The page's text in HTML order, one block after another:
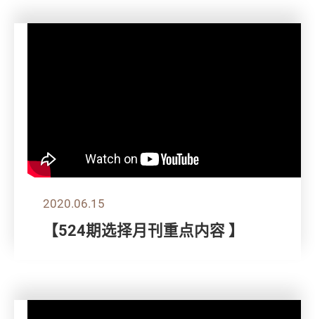
2020.06.15
【524期选择月刊重点内容 】